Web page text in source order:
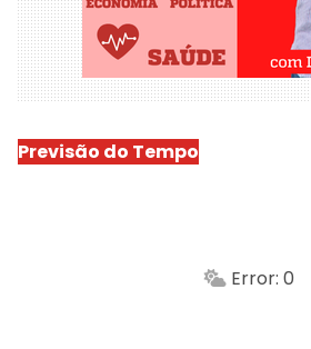
Previsão do Tempo
Min.
Error: 0